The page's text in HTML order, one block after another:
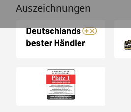
Auszeichnungen